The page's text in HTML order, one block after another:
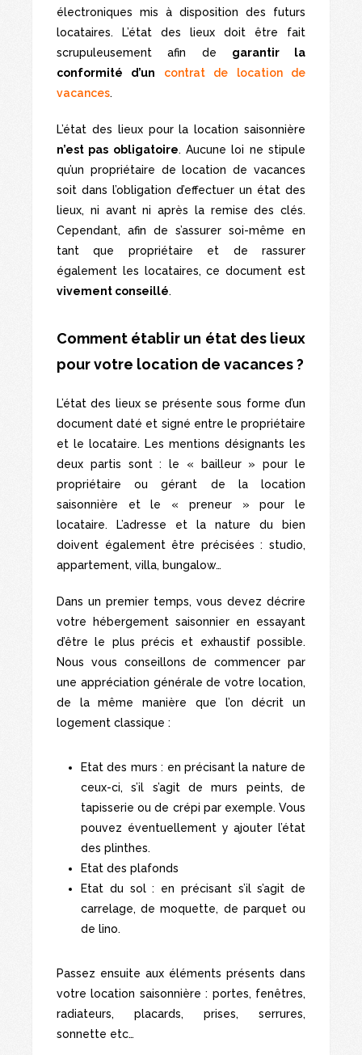
électroniques mis à disposition des futurs
locataires. L’état des lieux doit être fait
scrupuleusement afin de garantir la
conformité d’un contrat de location de
vacances.
L’état des lieux pour la location saisonnière
n’est pas obligatoire. Aucune loi ne stipule
qu’un propriétaire de location de vacances
soit dans l’obligation d’effectuer un état des
lieux, ni avant ni après la remise des clés.
Cependant, afin de s’assurer soi-même en
tant que propriétaire et de rassurer
également les locataires, ce document est
vivement conseillé.
Comment établir un état des lieux
pour votre location de vacances ?
L’état des lieux se présente sous forme d’un
document daté et signé entre le propriétaire
et le locataire. Les mentions désignants les
deux partis sont : le « bailleur » pour le
propriétaire ou gérant de la location
saisonnière et le « preneur » pour le
locataire. L’adresse et la nature du bien
doivent également être précisées : studio,
appartement, villa, bungalow…
Dans un premier temps, vous devez décrire
votre hébergement saisonnier en essayant
d’être le plus précis et exhaustif possible.
Nous vous conseillons de commencer par
une appréciation générale de votre location,
de la même manière que l’on décrit un
logement classique :
Etat des murs : en précisant la nature de
ceux-ci, s’il s’agit de murs peints, de
tapisserie ou de crépi par exemple. Vous
pouvez éventuellement y ajouter l’état
des plinthes.
Etat des plafonds
Etat du sol : en précisant s’il s’agit de
carrelage, de moquette, de parquet ou
de lino.
Passez ensuite aux éléments présents dans
votre location saisonnière : portes, fenêtres,
radiateurs, placards, prises, serrures,
sonnette etc…